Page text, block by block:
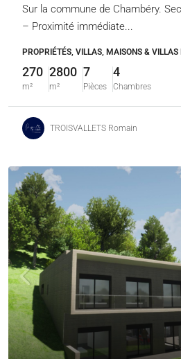
Sur la commune de Chambéry.
– Proximité immédiate...
PROPRIÉTÉS, VILLAS, MAISONS &
270
m²
2800
m²
7
Pièces
4
Chambres
TROISVALLETS Romain